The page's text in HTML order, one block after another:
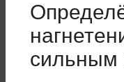
сильным